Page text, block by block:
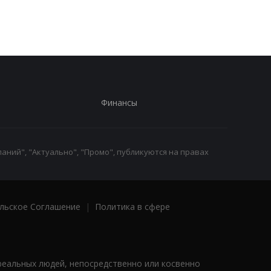
Финансы
"Актуально", "Промо", публикуются на правах
Соглашение |
Политика в сфере
людей, непосредственно или косвенно